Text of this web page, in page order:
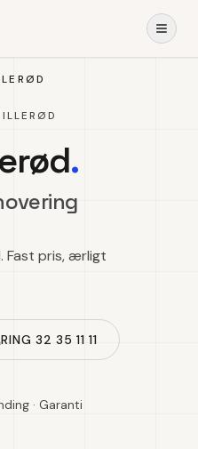
.
Fast pris, ærligt
RING 32 35 11 11
· Garanti